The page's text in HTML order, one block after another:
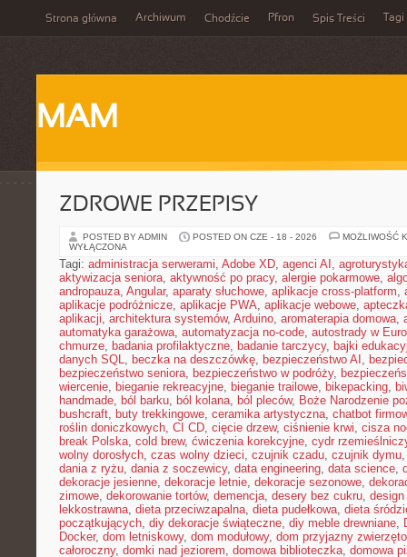
Strona główna Archiwum Chodźcie Pfron Spis Treści Tagi
MAM
ZDROWE PRZEPISY
POSTED BY ADMIN POSTED ON CZE - 18 - 2026
MOŻLIWOŚĆ
WYŁĄCZONA
Tagi: administracja serwerami, Adobe XD, agenci AI ,
aktywizacja seniora, aktywność po pracy, alergie pokarmowe,
andropauza, Angular, aparaty słuchowe, aplikacje cross-platform,
aplikacje podróżnicze, aplikacje PWA, aplikacje webowe,
aplikacji, architektura systemów, Arduino, aromaterapia domowa,
automatyka garażowa, automatyzacja no-code, autostrady w
chmurze, badania profilaktyczne, badanie tarczycy, bajki
danych SQL, beczka na deszczówkę, bezpieczeństwo AI ,
bezpieczeństwo seniora, bezpieczeństwo w podróży,
wiercenie, bieganie rekreacyjne, bieganie trailowe, bikepacking,
handmade, ból barku, ból kolana, ból pleców, Boże Narodzenie
bushcraft, buty trekkingowe, ceramika artystyczna, chatbot
roślin doniczkowych, CI CD, cięcie drzew, ciśnienie krwi, cisza
break Polska, cold brew, ćwiczenia korekcyjne, cydr
wolny dorosłych, czas wolny dzieci, czujnik czadu, czujnik dymu
dania z ryżu, dania z soczewicy, data engineering, data science,
dekoracje jesienne, dekoracje letnie, dekoracje sezonowe,
zimowe, dekorowanie tortów, demencja, desery bez cukru,
lekkostrawna, dieta przeciwzapalna, dieta pudełkowa, dieta
początkujących, diy dekoracje świąteczne, diy meble drewniane,
Docker, dom letniskowy, dom modułowy, dom przyjazny
całoroczny, domki nad jeziorem, domowa biblioteczka, domowa